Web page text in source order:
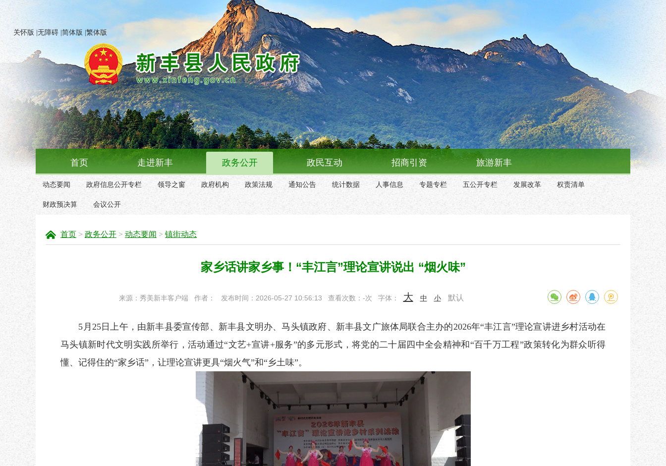
关怀版 无障碍 简体版 繁体版
首页 走进新丰 政务公开 政民互动 招商引资 旅游新丰
动态要闻 政府信息公开专栏 领导之窗 政府机构 政策法规 通知公告 统计数据 人事信息 专题专栏 五公开专栏 发展改革 权责清单
财政预决算 会议公开
首页 > 政务公开 > 动态要闻 > 镇街动态
家乡话讲家乡事！“丰江言”理论宣讲说出 “烟火味”
来源：秀美新丰客户端 作者： 发布时间：2026-05-27 10:56:13 查看次数： -次 字体： 大 中 小 默认
5月25日上午，由新丰县委宣传部、新丰县文明办、马头镇政府、新丰县文广旅体局联合主办的2026年“丰江言”理论宣讲进乡村活动在
马头镇新时代文明实践所举行，活动通过“文艺+宣讲+服务”的多元形式，将党的二十届四中全会精神和“百千万工程”政策转化为群众听得
懂、记得住的“家乡话”，让理论宣讲更具“烟火气”和“乡土味”。